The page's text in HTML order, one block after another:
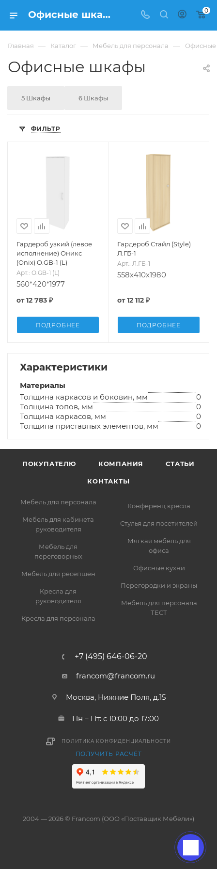
Офисные шкафы - купить в Москве - ФРАНКОМ 0
Главная — Каталог — Мебель для персонала —
Офисные шкафы
5 Шкафы 6 Шкафы
ФИЛЬТР
Гардероб узкий (левое
исполнение) Оникс
(Onix) O.GB-1 (L)
Арт.: O.GB-1 (L)
560*420*1977
от12 783 ₽
ПОДРОБНЕЕ
Гардероб Стайл (Style)
Л.ГБ-1
Арт.: Л.ГБ-1
558х410х1980
от12 112 ₽
ПОДРОБНЕЕ
Характеристики
Материалы
Толщина каркасов и боковин, мм
0
Толщина топов, мм
0
Толщина каркасов, мм
0
Толщина приставных элементов, мм
0
ПОКУПАТЕЛЮ КОМПАНИЯ СТАТЬИ
КОНТАКТЫ
Мебель для персонала
Мебель для кабинета
руководителя
Мебель для
переговорных
Мебель для ресепшен
Кресла для
руководителя
Кресла для персонала
Конференц кресла
Стулья для посетителей
Мягкая мебель для
офиса
Офисные кухни
Перегородки и экраны
Мебель для персонала
ТЕСТ
+7 (495) 646-06-20
francom@francom.ru
Москва, Нижние Поля, д.15
Пн – Пт: с 10:00 до 17:00
ПОЛИТИКА КОНФИДЕНЦИАЛЬНОСТИ
ПОЛУЧИТЬ РАСЧЁТ
2004 — 2026 © Francom (ООО «Поставщик Мебели»)